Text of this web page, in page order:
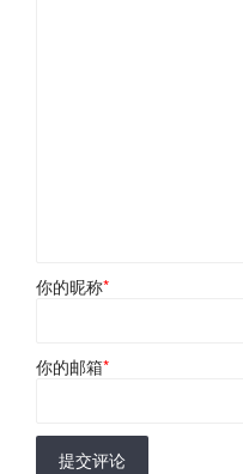
你的昵称*
你的邮箱*
提交评论